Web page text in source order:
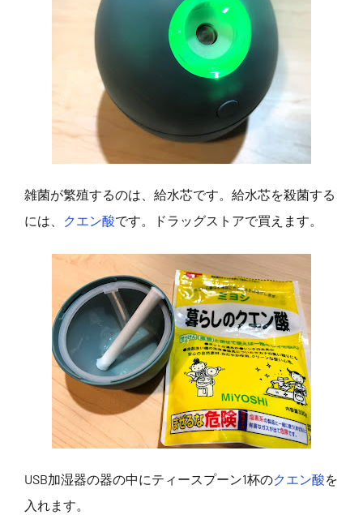
雑菌が繁殖するのは、給水芯です。給水芯を殺菌する
には、
クエン酸です。ドラッグストアで買えます。
USB加湿器の器の中にティースプーン1杯のクエン酸を
入れます。